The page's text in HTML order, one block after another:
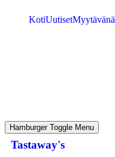
KotiUutisetMyytävänä
Hamburger Toggle Menu
Tastaway's